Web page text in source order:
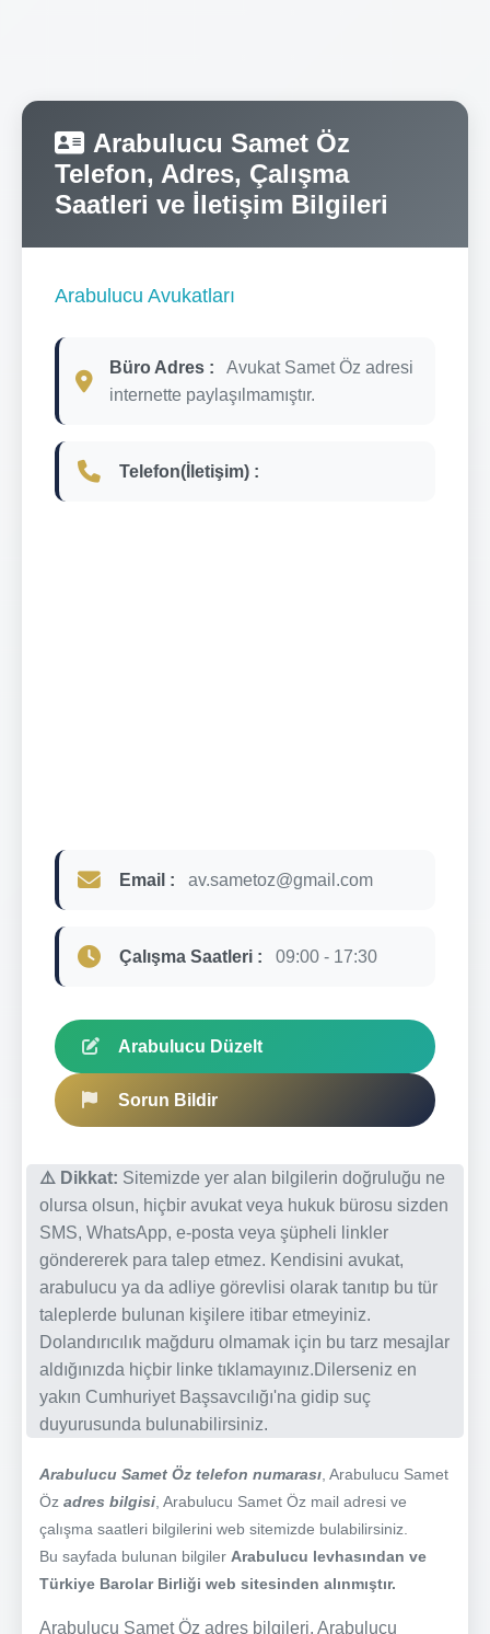
Arabulucu Samet Öz
Telefon, Adres, Çalışma
Saatleri ve İletişim Bilgileri
Arabulucu Avukatları
Büro Adres :
Avukat Samet Öz adresi
internette paylaşılmamıştır.
Telefon(İletişim) :
Email : av.sametoz@gmail.com
Çalışma Saatleri : 09:00 - 17:30
Arabulucu Düzelt
Sorun Bildir
⚠️ Dikkat: Sitemizde yer alan bilgilerin doğruluğu ne
olursa olsun, hiçbir avukat veya hukuk bürosu sizden
SMS, WhatsApp, e-posta veya şüpheli linkler
göndererek para talep etmez. Kendisini avukat,
arabulucu ya da adliye görevlisi olarak tanıtıp bu tür
taleplerde bulunan kişilere itibar etmeyiniz.
Dolandırıcılık mağduru olmamak için bu tarz mesajlar
aldığınızda hiçbir linke tıklamayınız.Dilerseniz en
yakın Cumhuriyet Başsavcılığı'na gidip suç
duyurusunda bulunabilirsiniz.
Arabulucu Samet Öz telefon numarası , Arabulucu Samet
Öz adres bilgisi , Arabulucu Samet Öz mail adresi ve
çalışma saatleri bilgilerini web sitemizde bulabilirsiniz.
Bu sayfada bulunan bilgiler Arabulucu levhasından ve
Türkiye Barolar Birliği web sitesinden alınmıştır.
Arabulucu Samet Öz adres bilgileri, Arabulucu